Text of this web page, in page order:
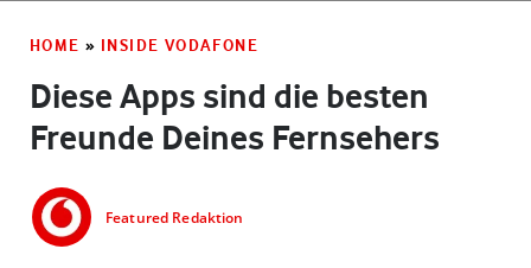
HOME » INSIDE VODAFONE
Diese Apps sind die besten
Freunde Deines Fernsehers
Featured Redaktion